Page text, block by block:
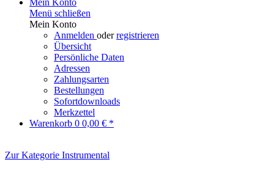
Mein Konto
Menü schließen
Mein Konto
Anmelden oderregistrieren
Übersicht
Persönliche Daten
Adressen
Zahlungsarten
Bestellungen
Sofortdownloads
Merkzettel
Warenkorb 0 0,00 € *
Zur Kategorie Instrumental